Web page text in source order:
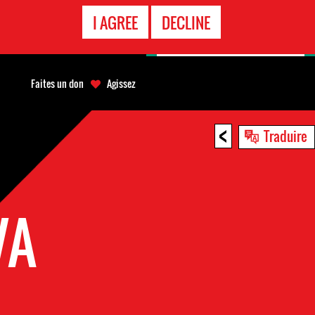
I AGREE DECLINE
< Traduire
Faites un don Agissez
D'URGENCE